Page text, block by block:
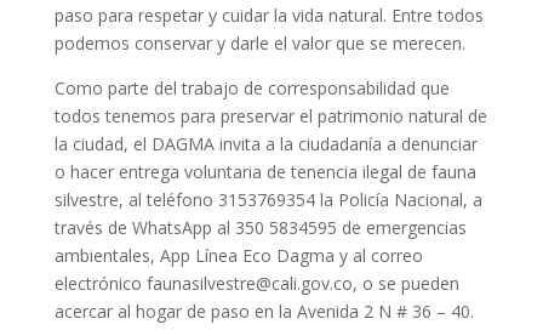
paso para respetar y cuidar la vida natural. Entre todos
podemos conservar y darle el valor que se merecen.
Como parte del trabajo de corresponsabilidad que
todos tenemos para preservar el patrimonio natural de
la ciudad, el DAGMA invita a la ciudadanía a denunciar
o hacer entrega voluntaria de tenencia ilegal de fauna
silvestre, al teléfono 3153769354 la Policía Nacional, a
través de WhatsApp al 350 5834595 de emergencias
ambientales, App Línea Eco Dagma y al correo
electrónico faunasilvestre@cali.gov.co, o se pueden
acercar al hogar de paso en la Avenida 2 N # 36 – 40.